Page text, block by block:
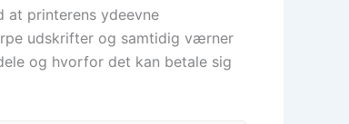
printerens ydeevne
udskrifter og samtidig værner
og hvorfor det kan betale sig